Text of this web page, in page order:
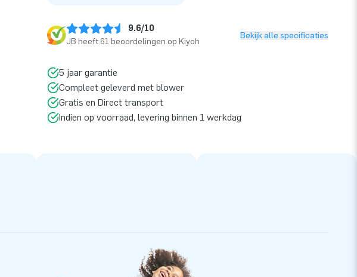
9.6/10
JB heeft 61 beoordelingen op Kiyoh
Bekijk alle specificaties
5 jaar garantie
Compleet geleverd met blower
Gratis en Direct transport
Indien op voorraad, levering binnen 1 werkdag